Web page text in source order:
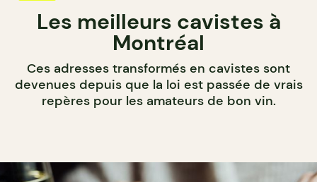
Les meilleurs cavistes à
Montréal
Ces adresses transformés en cavistes sont
devenues depuis que la loi est passée de vrais
repères pour les amateurs de bon vin.